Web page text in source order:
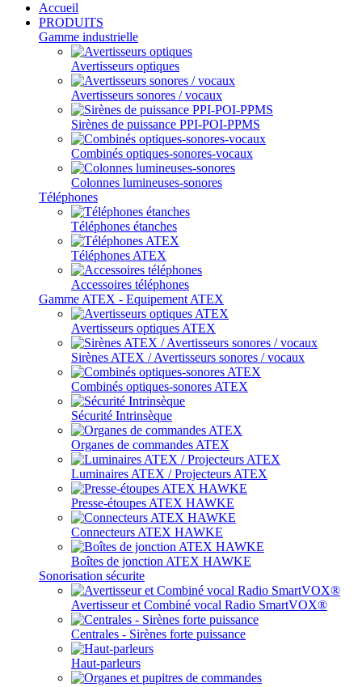
Accueil
PRODUITS
Gamme industrielle
Avertisseurs optiques
Avertisseurs sonores / vocaux
Sirènes de puissance PPI-POI-PPMS
Combinés optiques-sonores-vocaux
Colonnes lumineuses-sonores
Téléphones
Téléphones étanches
Téléphones ATEX
Accessoires téléphones
Gamme ATEX - Equipement ATEX
Avertisseurs optiques ATEX
Sirènes ATEX / Avertisseurs sonores / vocaux
Combinés optiques-sonores ATEX
Sécurité Intrinsèque
Organes de commandes ATEX
Luminaires ATEX / Projecteurs ATEX
Presse-étoupes ATEX HAWKE
Connecteurs ATEX HAWKE
Boîtes de jonction ATEX HAWKE
Sonorisation sécurite
Avertisseur et Combiné vocal Radio SmartVOX®
Centrales - Sirènes forte puissance
Haut-parleurs